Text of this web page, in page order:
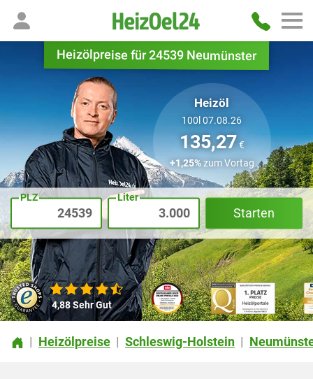
Heizölpreise für 24539 Neumünster
Heizöl
100l 07.08.26
135,27 €
+1,25%zum Vortag
4,88Sehr Gut
| Heizölpreise | Schleswig-Holstein |
PLZ Liter
Starten